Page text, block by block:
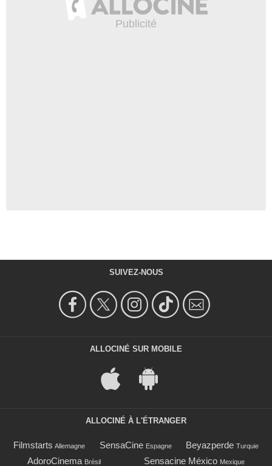
SUIVEZ-NOUS
ALLOCINÉ SUR MOBILE
ALLOCINÉ À L'ÉTRANGER
Filmstarts Allemagne SensaCine Espagne Beyazperde Turquie
AdoroCinema Brésil Sensacine México Mexique